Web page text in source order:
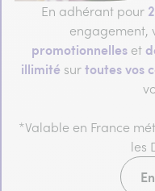
En adhérant pour
engagement,
promotionnelles et
illimité surtoutes vos
*Valable en France
les